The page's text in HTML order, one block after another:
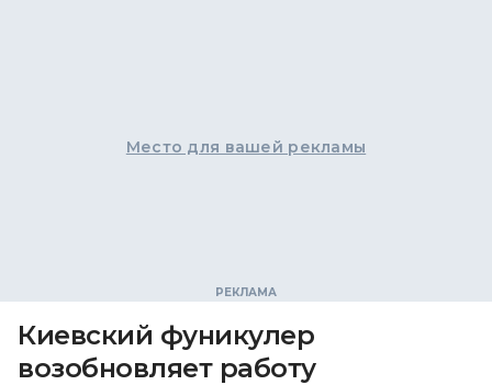
Место для вашей рекламы
Киевский фуникулер
возобновляет работу